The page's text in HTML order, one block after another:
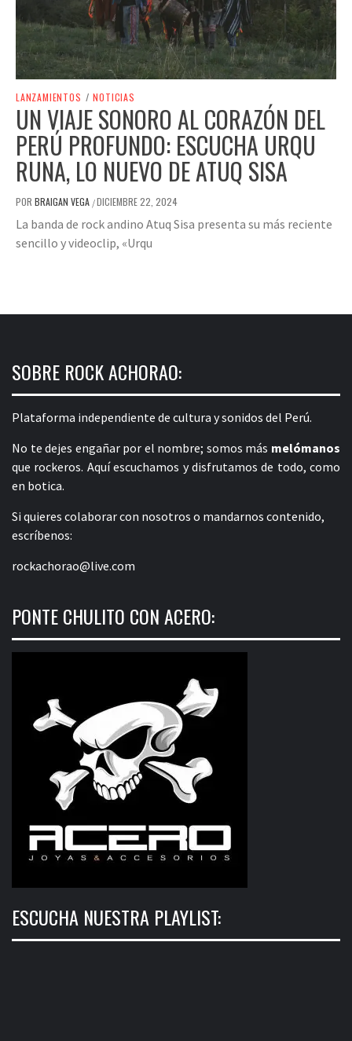
LANZAMIENTOS / NOTICIAS
UN VIAJE SONORO AL CORAZÓN DEL
PERÚ PROFUNDO: ESCUCHA URQU
RUNA, LO NUEVO DE ATUQ SISA
POR BRAIGAN VEGA /DICIEMBRE 22, 2024
La banda de rock andino Atuq Sisa presenta su más reciente
sencillo y videoclip, «Urqu
SOBRE ROCK ACHORAO:
Plataforma independiente de cultura y sonidos del Perú.
No te dejes engañar por el nombre; somos más melómanos
que rockeros. Aquí escuchamos y disfrutamos de todo, como
en botica.
Si quieres colaborar con nosotros o mandarnos contenido,
escríbenos:
rockachorao@live.com
PONTE CHULITO CON ACERO:
ESCUCHA NUESTRA PLAYLIST: